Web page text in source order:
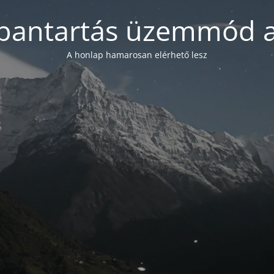
üzemmód
A honlap hamarosan elérhető lesz